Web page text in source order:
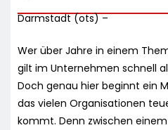
Darmstadt (ots) –
Wer über Jahre in einem
gilt im Unternehmen schnell
Doch genau hier beginnt ein
das vielen Organisationen
kommt. Denn zwischen